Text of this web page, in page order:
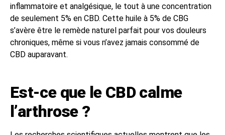
inflammatoire et analgésique, le tout à une concentration
de seulement 5% en CBD. Cette huile à 5% de CBG
s’avère être le remède naturel parfait pour vos douleurs
chroniques, même si vous n’avez jamais consommé de
CBD auparavant.
Est-ce que le CBD calme
l’arthrose ?